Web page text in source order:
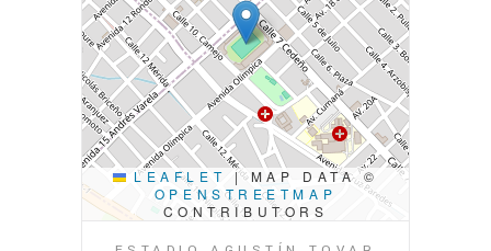
LEAFLET |MAP DATA ©
OPENSTREETMAP
CONTRIBUTORS